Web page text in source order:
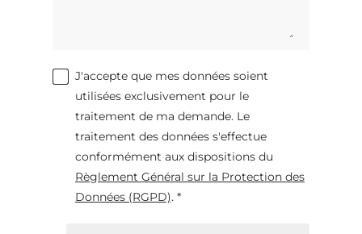
J'accepte que mes données soient
utilisées exclusivement pour le
traitement de ma demande. Le
traitement des données s'effectue
conformément aux dispositions du
Règlement Général sur la Protection des
Données (RGPD). *